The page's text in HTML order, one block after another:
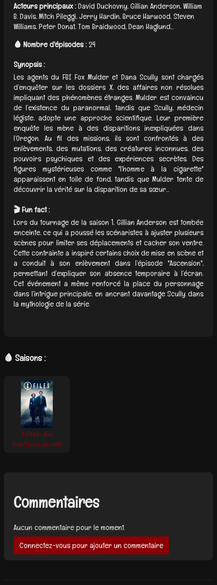
Acteurs principaux :David Duchovny, Gillian Anderson, William
B. Davis, Mitch Pileggi, Jerry Hardin, Bruce Harwood, Steven
Williams, Peter Donat, Tom Braidwood, Dean Haglund...
🩸 Nombre d'épisodes :24
Synopsis :
Les agents du FBI Fox Mulder et Dana Scully sont chargés
d’enquêter sur les dossiers X, des affaires non résolues
impliquant des phénomènes étranges. Mulder est convaincu
de l’existence du paranormal, tandis que Scully, médecin
légiste, adopte une approche scientifique. Leur première
enquête les mène à des disparitions inexpliquées dans
l’Oregon. Au fil des missions, ils sont confrontés à des
enlèvements, des mutations, des créatures inconnues, des
pouvoirs psychiques et des expériences secrètes. Des
figures mystérieuses comme "l’homme à la cigarette"
apparaissent en toile de fond, tandis que Mulder tente de
découvrir la vérité sur la disparition de sa sœur...
🎬 Fun fact :
Lors du tournage de la saison 1, Gillian Anderson est tombée
enceinte, ce qui a poussé les scénaristes à ajuster plusieurs
scènes pour limiter ses déplacements et cacher son ventre.
Cette contrainte a inspiré certains choix de mise en scène et
a conduit à son enlèvement dans l’épisode "Ascension",
permettant d’expliquer son absence temporaire à l’écran.
Cet événement a même renforcé la place du personnage
dans l’intrigue principale, en ancrant davantage Scully dans
la mythologie de la série.
🩸 Saisons :
X‑Files : Aux
frontières du réel
Commentaires
Aucun commentaire pour le moment.
Connectez-vous pour ajouter un commentaire